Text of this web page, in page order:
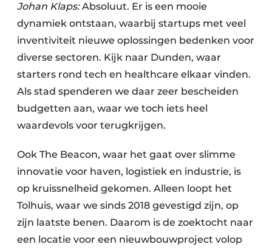
Johan Klaps:Absoluut. Er is een mooie
dynamiek ontstaan, waarbij startups met veel
inventiviteit nieuwe oplossingen bedenken voor
diverse sectoren. Kijk naar Dunden, waar
starters rond tech en healthcare elkaar vinden.
Als stad spenderen we daar zeer bescheiden
budgetten aan, waar we toch iets heel
waardevols voor terugkrijgen.
Ook The Beacon, waar het gaat over slimme
innovatie voor haven, logistiek en industrie, is
op kruissnelheid gekomen. Alleen loopt het
Tolhuis, waar we sinds 2018 gevestigd zijn, op
zijn laatste benen. Daarom is de zoektocht naar
een locatie voor een nieuwbouwproject volop